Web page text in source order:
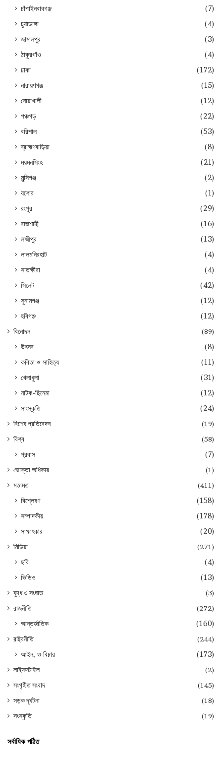
চাঁপাইনবাবগঞ্জ
(7)
চুয়াডাঙ্গা
(4)
জামালপুর
(3)
ঠাকুরগাঁও
(4)
ঢাকা
(172)
নারায়ণগঞ্জ
(15)
নোয়াখালী
(12)
পঞ্চগড়
(22)
বরিশাল
(53)
ব্রাহ্মণবাড়িয়া
(8)
ময়মনসিংহ
(21)
মুন্সিগঞ্জ
(2)
যশোর
(1)
রংপুর
(29)
রাজশাহী
(16)
লক্ষ্মীপুর
(13)
লালমনিরহাট
(4)
সাতক্ষীরা
(4)
সিলেট
(42)
সুনামগঞ্জ
(12)
হবিগঞ্জ
(12)
বিনোদন (89)
উৎসব
(8)
কবিতা ও সাহিত্য
(11)
খেলাধুলা
(31)
নাটক-ছিনেমা
(12)
সাংস্কৃতি
(24)
বিশেষ প্রতিবেদন
(19)
বিশ্ব
(58)
প্রবাস (7)
ভোক্তা অধিকার
(1)
মতামত
(411)
বিশ্লেষণ
(158)
সম্পাদকীয়
(178)
সাক্ষাৎকার
(20)
মিডিয়া (271)
ছবি
(4)
ভিডিও
(13)
যুদ্ধ ও সংঘাত
(3)
রাজনীতি
(272)
আন্তর্জাতিক (160)
রাষ্ট্রনীতি (244)
আইন, ও বিচার (173)
লাইফস্টাইল
(2)
সংগৃহীত সংবাদ
(145)
সড়ক দূর্ঘটনা
(18)
সংস্কৃতি
(19)
সর্বাধিক পঠিত